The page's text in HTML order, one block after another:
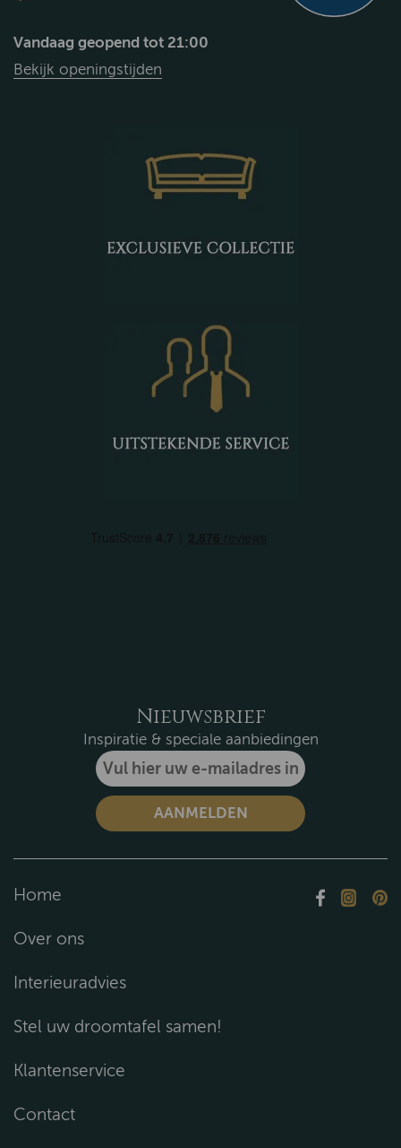
Vandaag geopend tot 21:00
Bekijk openingstijden
Nieuwsbrief
Inspiratie & speciale aanbiedingen
Home
Over ons
Interieuradvies
Stel uw droomtafel samen!
Klantenservice
Contact